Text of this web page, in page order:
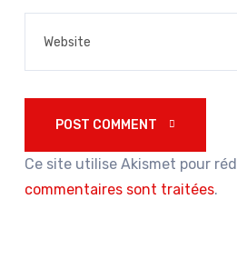
Ce site utilise Akismet pour
commentaires sont traitées.